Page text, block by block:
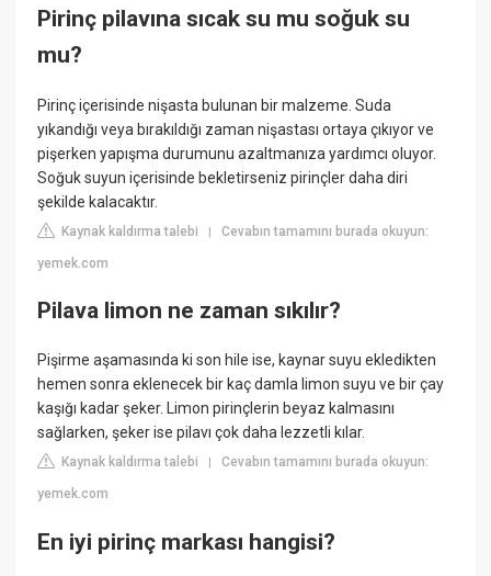
Pirinç pilavına sıcak su mu soğuk su
mu?
Pirinç içerisinde nişasta bulunan bir malzeme. Suda
yıkandığı veya bırakıldığı zaman nişastası ortaya çıkıyor ve
pişerken yapışma durumunu azaltmanıza yardımcı oluyor.
Soğuk suyun içerisinde bekletirseniz pirinçler daha diri
şekilde kalacaktır.
Kaynak kaldırma talebi |Cevabın tamamını burada okuyun:
yemek.com
Pilava limon ne zaman sıkılır?
Pişirme aşamasında ki son hile ise, kaynar suyu ekledikten
hemen sonra eklenecek bir kaç damla limon suyu ve bir çay
kaşığı kadar şeker. Limon pirinçlerin beyaz kalmasını
sağlarken, şeker ise pilavı çok daha lezzetli kılar.
Kaynak kaldırma talebi |Cevabın tamamını burada okuyun:
yemek.com
En iyi pirinç markası hangisi?